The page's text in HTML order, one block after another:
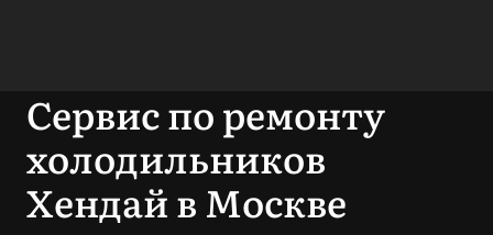
Сервис по ремонту
холодильников
Хендай в Москве